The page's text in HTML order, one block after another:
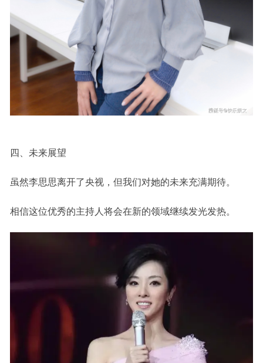
四、未来展望
虽然李思思离开了央视，但我们对她的未来充满期待。
相信这位优秀的主持人将会在新的领域继续发光发热。